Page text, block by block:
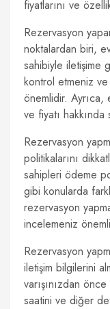
fiyatlarını ve
Rezervasyon
noktalardan biri,
sahibiyle iletişime
kontrol etmeniz ve
önemlidir. Ayrıca,
ve fiyatı
Rezervasyon
politikalarını
sahipleri ödeme
gibi konularda
rezervasyon
incelemeniz
Rezervasyon
iletişim bilgilerini
varışınızdan
saatini ve diğer